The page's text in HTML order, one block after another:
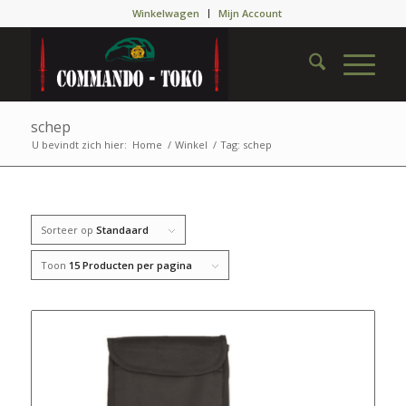
Winkelwagen Mijn Account
schep
U bevindt zich hier: Home / Winkel / Tag: schep
Sorteer op Standaard
Toon 15 Producten per pagina